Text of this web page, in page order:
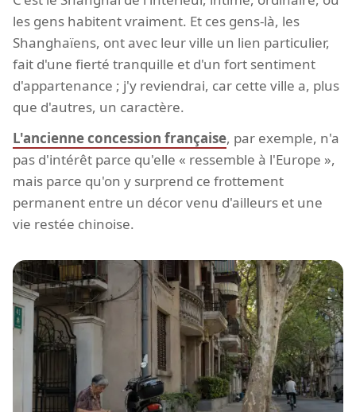
les gens habitent vraiment. Et ces gens-là, les
Shanghaïens, ont avec leur ville un lien particulier,
fait d'une fierté tranquille et d'un fort sentiment
d'appartenance ; j'y reviendrai, car cette ville a, plus
que d'autres, un caractère.
L'ancienne concession française, par exemple, n'a
pas d'intérêt parce qu'elle « ressemble à l'Europe »,
mais parce qu'on y surprend ce frottement
permanent entre un décor venu d'ailleurs et une
vie restée chinoise.